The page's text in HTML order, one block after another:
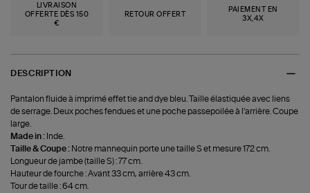
LIVRAISON
OFFERTE DÈS 150
€
RETOUR OFFERT
PAIEMENT EN
3X,4X
DESCRIPTION
Pantalon fluide à imprimé effet tie and dye bleu. Taille élastiquée avec liens
de serrage. Deux poches fendues et une poche passepoilée à l'arrière. Coupe
large.
Made in : Inde.
Taille & Coupe : Notre mannequin porte une taille S et mesure 172 cm.
Longueur de jambe (taille S) : 77 cm.
Hauteur de fourche : Avant 33 cm, arrière 43 cm.
Tour de taille : 64 cm.